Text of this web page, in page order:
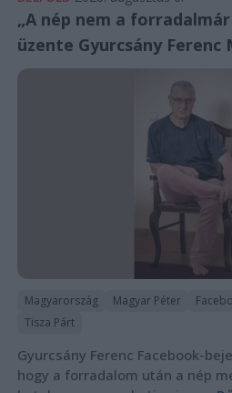
„A nép nem a
üzente Gyurcsány Ferenc
Magyarország Magyar Péter
Tisza Párt
Gyurcsány Ferenc Facebook-
hogy a forradalom után a nép